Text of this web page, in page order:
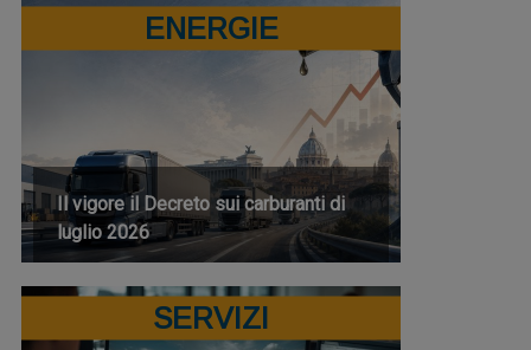
ENERGIE
Il vigore il Decreto sui carburanti di
luglio 2026
SERVIZI